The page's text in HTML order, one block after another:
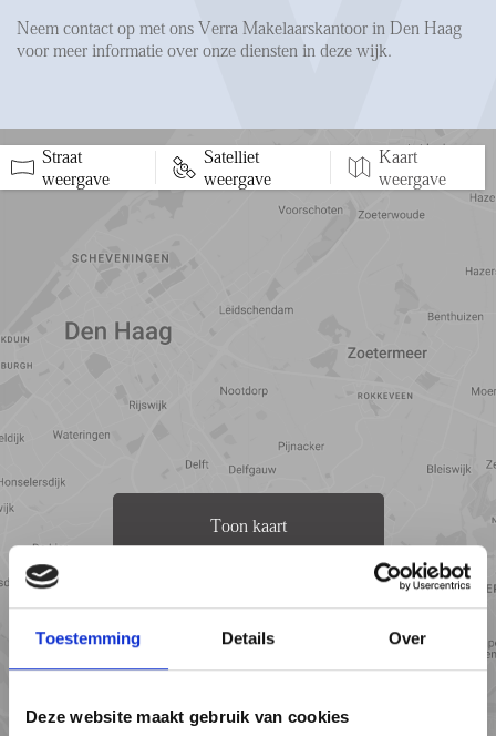
Toestemming Details Over
Deze website maakt gebruik van cookies
Neem contact op met ons Verra Makelaarskantoor in Den Haag
voor meer informatie over onze diensten in deze wijk.
Straat
weergave
Satelliet
weergave
Kaart
weergave
5 min 10 min 15 min
Toon kaart